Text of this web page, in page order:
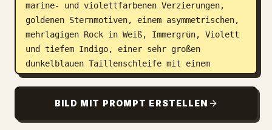
marine- und violettfarbenen Verzierungen,
goldenen Sternmotiven, einem asymmetrischen,
mehrlagigen Rock in Weiß, Immergrün, Violett
und tiefem Indigo, einer sehr großen
dunkelblauen Taillenschleife mit einem
goldenen Sternjuwel, abnehmbaren fließenden
Sternanhängern an der Hüfte, weißen
oberschenkelhohen Strümpfen und einem blauen
BILD MIT PROMPT ERSTELLEN